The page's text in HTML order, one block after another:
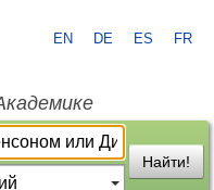
EN DE ES FR
Найти!